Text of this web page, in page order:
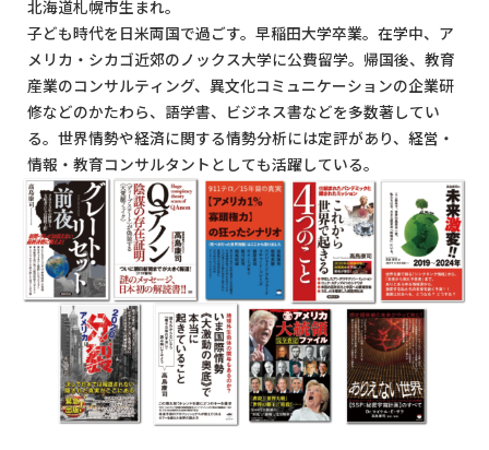
北海道札幌市生まれ。
子ども時代を日米両国で過ごす。早稲田大学卒業。在学中、ア
メリカ・シカゴ近郊のノックス大学に公費留学。帰国後、教育
産業のコンサルティング、異文化コミュニケーションの企業研
修などのかたわら、語学書、ビジネス書などを多数著してい
る。世界情勢や経済に関する情勢分析には定評があり、経営・
情報・教育コンサルタントとしても活躍している。